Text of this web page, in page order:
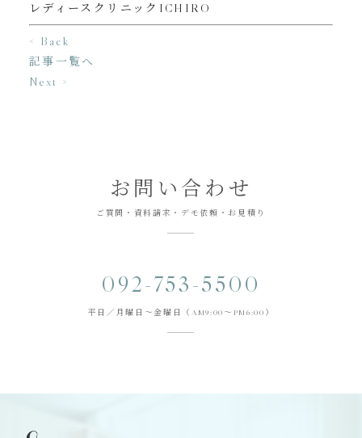
レディースクリニックICHIRO
< Back
記事一覧へ
Next >
お問い合わせ
ご質問・資料請求・デモ依頼・お見積り
092-753-5500
平日／月曜日～金曜日（AM9:00～PM6:00）